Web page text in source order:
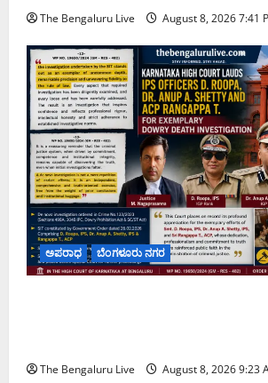
The Bengaluru Live August 8, 2026 7:41
ಅಪರಾಧ ಬೆಂಗಳೂರು ನಗರ
The Bengaluru Live August 8, 2026 9:23